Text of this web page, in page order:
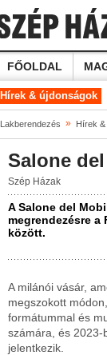
FŐOLDAL
Hírek & újdonságok
Lakberendezés » Hírek &
Salone
Szép Házak
A Salone del
megrendezésre a
között.
A milánói vásár,
megszokott
formátummal és
számára, és 2023-
jelentkezik.